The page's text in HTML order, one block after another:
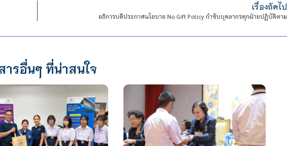
เรื่องถัดไป
อธิการบดีประกาศนโยบาย No Gift Policy กำชับบุคลากรทุกฝ่ายปฏิบัติตาม
ารอื่นๆ ที่น่าสนใจ